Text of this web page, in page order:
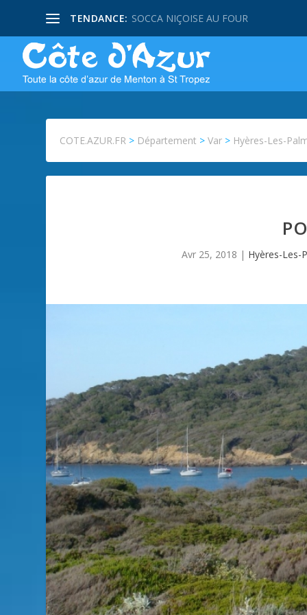
TENDANCE: SOCCA NIÇOISE AU FOUR
COTE.AZUR.FR > Département >Var > Hyères-Les-
Avr 25, 2018 | Hyères-Les-